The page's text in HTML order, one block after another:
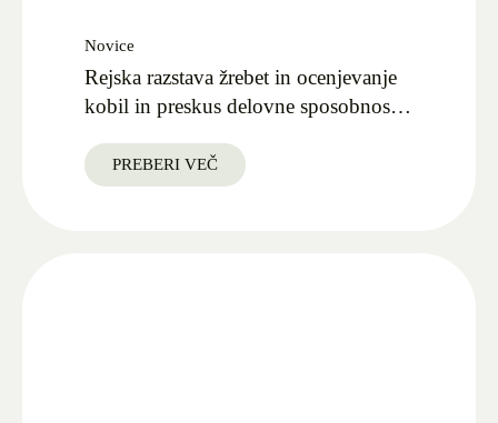
Novice
Rejska razstava žrebet in ocenjevanje
kobil in preskus delovne sposobnosti
PREBERI VEČ